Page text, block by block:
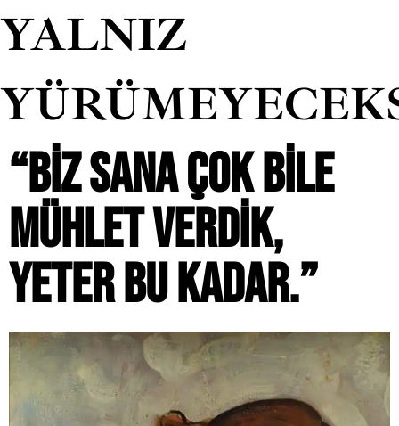
YALNIZ
“BIZ SANA ÇOK BILE
MÜHLET VERDIK,
YETER BU KADAR.”